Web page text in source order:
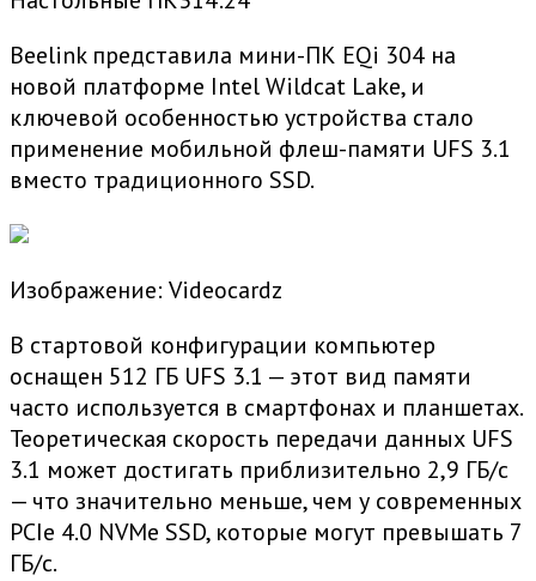
Beelink представила мини-ПК EQi 304 на
новой платформе Intel Wildcat Lake, и
ключевой особенностью устройства стало
применение мобильной флеш-памяти UFS 3.1
вместо традиционного SSD.
Изображение: Videocardz
В стартовой конфигурации компьютер
оснащен 512 ГБ UFS 3.1 — этот вид памяти
часто используется в смартфонах и планшетах.
Теоретическая скорость передачи данных UFS
3.1 может достигать приблизительно 2,9 ГБ/с
— что значительно меньше, чем у современных
PCIe 4.0 NVMe SSD, которые могут превышать 7
ГБ/с.